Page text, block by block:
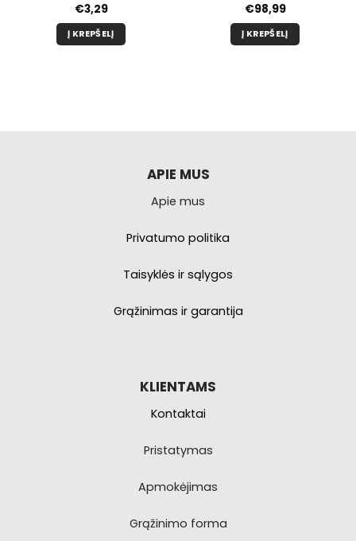
€3,29
Į KREPŠELĮ
€98,99
Į KREPŠELĮ
APIE MUS
Apie mus
Privatumo politika
Taisyklės ir sąlygos
Grąžinimas ir garantija
KLIENTAMS
Kontaktai
Pristatymas
Apmokėjimas
Grąžinimo forma